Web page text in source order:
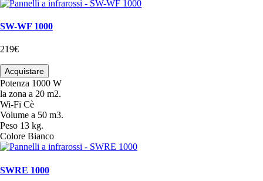
SW-WF 1000
219€
Acquistare
Potenza 1000 W
la zona a 20 m2.
Wi-Fi Cè
Volume a 50 m3.
Peso 13 kg.
Colore Bianco
SWRE 1000